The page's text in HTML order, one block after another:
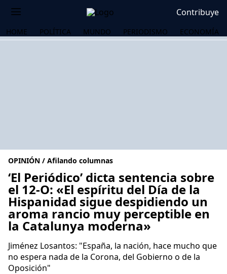
Contribuye
HOME POLÍTICA MUNDO PERIODISMO ECONOMÍA
OPINIÓN / Afilando columnas
‘El Periódico’ dicta sentencia sobre
el 12-O: «El espíritu del Día de la
Hispanidad sigue despidiendo un
aroma rancio muy perceptible en
la Catalunya moderna»
Jiménez Losantos: "España, la nación, hace mucho que
no espera nada de la Corona, del Gobierno o de la
Oposición"